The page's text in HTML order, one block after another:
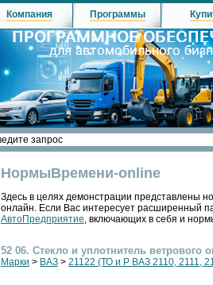
Компания Программы
НормыВремени-online
Здесь в целях демонстрации представлены
онлайн. Если Вас интересует расширенный
АвтоПредприятие, включающих в себя и
52 06. Стекло и уплотнитель ветрового
Марки > ВАЗ > 21122 (ТО и Р ВАЗ 2110, 2111,